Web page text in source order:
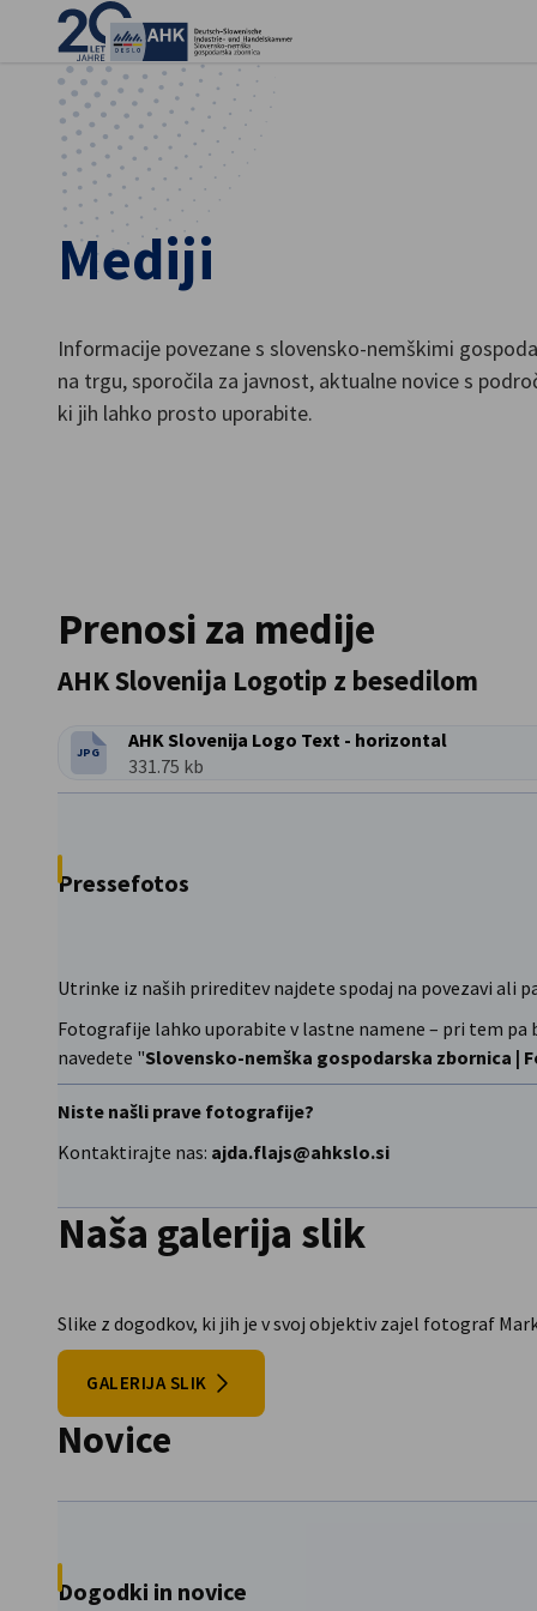
Slovenian
Mediji
Informacije povezane s slovensko-nemškimi
na trgu, sporočila za javnost, aktualne novice s
ki jih lahko prosto uporabite.
Prenosi za medije
AHK Slovenija Logotip z besedilom
VRSTA DATOTEKE:
JPG
AHK Slovenija Logo Text - horizontal
Velikost datoteke:
331.75 kb
Pressefotos
Utrinke iz naših prireditev najdete spodaj na povezavi ali
Fotografije lahko uporabite v lastne namene – pri tem pa
navedete "Slovensko-nemška gospodarska zbornica |
Niste našli prave fotografije?
Kontaktirajte nas: ajda.flajs@ahkslo.si
Naša galerija slik
Slike z dogodkov, ki jih je v svoj objektiv zajel fotograf
GALERIJA SLIK
Novice
Dogodki in novice